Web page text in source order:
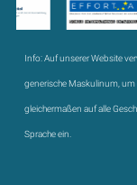
Info:Auf unserer Website
generische Maskulinum, um
gleichermaßen auf alle
Sprache ein.